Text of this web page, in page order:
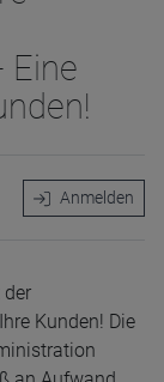
Eine
Anmelden
Kunden! Die